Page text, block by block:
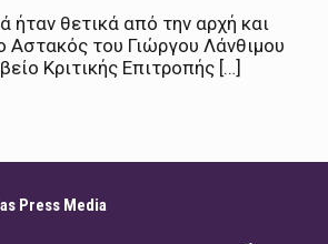
ήταν θετικά από την αρχή και
Αστακός του Γιώργου Λάνθιμου
Κριτικής Επιτροπής […]
Press Media